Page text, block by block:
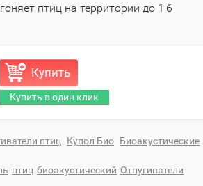
птиц на территории до 1,6
Купить
птиц Купол Био Биоакустические
птиц биоакустический Отпугиватели